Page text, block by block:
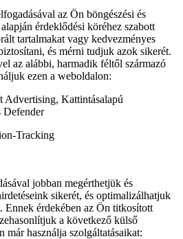
az Ön böngészési és
érdeklődési köréhez szabott
tartalmakat vagy kedvezményes
és mérni tudjuk azok sikerét.
az alábbi, harmadik féltől származó
ezen a weboldalon:
Kattintásalapú
Defender
Tracking
jobban megérthetjük és
sikerét, és optimalizálhatjuk
Ennek érdekében az Ön titkosított
a következő külső
már használja szolgáltatásaikat: